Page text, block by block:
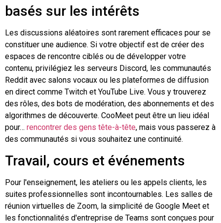
basés sur les intérêts
Les discussions aléatoires sont rarement efficaces pour se
constituer une audience. Si votre objectif est de créer des
espaces de rencontre ciblés ou de développer votre
contenu, privilégiez les serveurs Discord, les communautés
Reddit avec salons vocaux ou les plateformes de diffusion
en direct comme Twitch et YouTube Live. Vous y trouverez
des rôles, des bots de modération, des abonnements et des
algorithmes de découverte. CooMeet peut être un lieu idéal
pour… rencontrer des gens tête-à-tête, mais vous passerez à
des communautés si vous souhaitez une continuité.
Travail, cours et événements
Pour l'enseignement, les ateliers ou les appels clients, les
suites professionnelles sont incontournables. Les salles de
réunion virtuelles de Zoom, la simplicité de Google Meet et
les fonctionnalités d'entreprise de Teams sont conçues pour